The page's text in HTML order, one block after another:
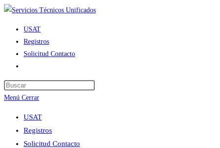
Ir
contenido
USAT
Registros
Solicitud Contacto
de
la
web
Menú Cerrar
USAT
Registros
Solicitud Contacto